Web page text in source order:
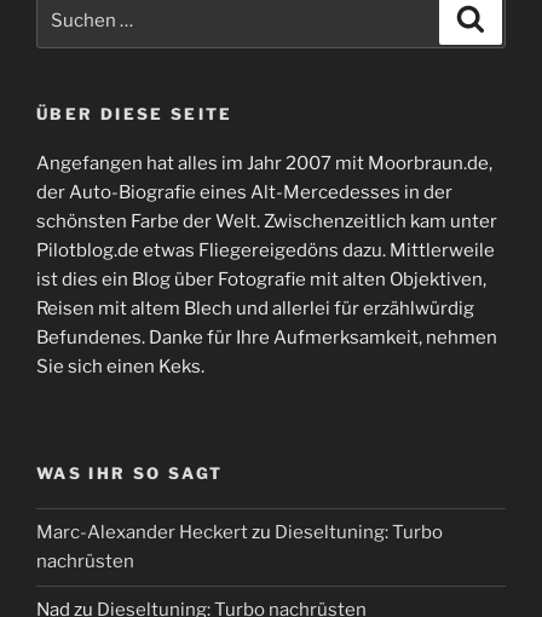
ÜBER DIESE SEITE
Angefangen hat alles im Jahr 2007 mit Moorbraun.de,
der Auto-Biografie eines Alt-Mercedesses in der
schönsten Farbe der Welt. Zwischenzeitlich kam unter
Pilotblog.de etwas Fliegereigedöns dazu. Mittlerweile
ist dies ein Blog über Fotografie mit alten Objektiven,
Reisen mit altem Blech und allerlei für erzählwürdig
Befundenes. Danke für Ihre Aufmerksamkeit, nehmen
Sie sich einen Keks.
WAS IHR SO SAGT
Marc-Alexander Heckertzu Dieseltuning: Turbo
nachrüsten
Nad zu Dieseltuning: Turbo nachrüsten